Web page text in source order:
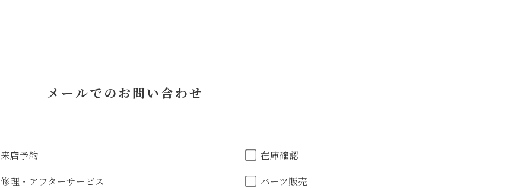
メールでのお問い合わせ
来店予約
在庫確認
修理・アフターサービス
パーツ販売